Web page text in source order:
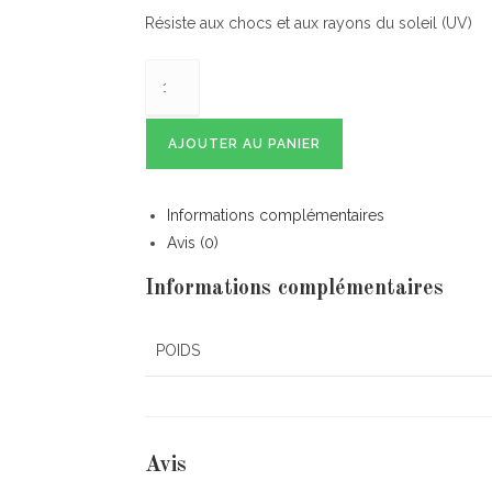
Résiste aux chocs et aux rayons du soleil (UV)
AJOUTER AU PANIER
Informations complémentaires
Avis (0)
Informations complémentaires
POIDS
Avis